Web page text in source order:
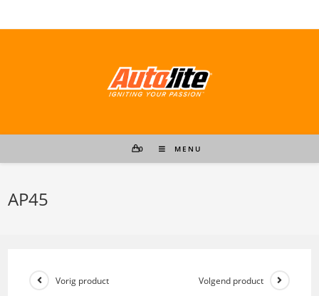
naar
0 MENU
AP45
Vorig product Volgend product